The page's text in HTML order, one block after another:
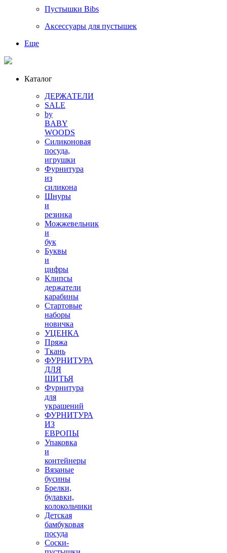
Пустышки Bibs
Аксессуары для пустышек
Еще
Каталог
ДЕРЖАТЕЛИ
SALE
by
BABY
WOODS
Силиконовая
посуда,
игрушки
Фурнитура
из
силикона
Шнуры
и
резинка
Можжевельник
и
бук
Буквы
и
цифры
Клипсы
держатели
карабины
Стартовые
наборы
новичка
УЦЕНКА
Пряжа
Ткань
ФУРНИТУРА
ДЛЯ
ШИТЬЯ
Фурнитура
для
украшений
ФУРНИТУРА
ИЗ
ЕВРОПЫ
Упаковка
и
контейнеры
Вязаные
бусины
Брелки,
булавки,
колокольчики
Детская
бамбуковая
посуда
Соски-